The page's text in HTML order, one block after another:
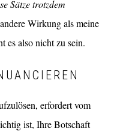
Sätze trotzdem
Wirkung als meine
es also nicht zu sein.
erfordert vom
ist, Ihre Botschaft